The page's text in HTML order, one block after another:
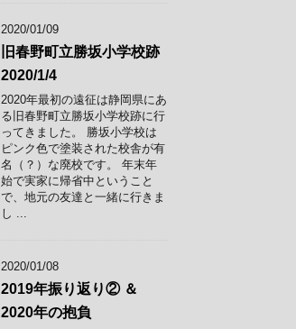
2020/01/09
旧春野町立勝坂小学校跡
2020/1/4
2020年最初の遠征は静岡県にあ
る旧春野町立勝坂小学校跡に行
ってきました。 勝坂小学校は
ピンク色で塗装された校舎が有
名（？）な廃校です。 年末年
始で実家に帰省中ということ
で、地元の友達と一緒に行きま
し ...
2020/01/08
2019年振り返り② ＆
2020年の抱負